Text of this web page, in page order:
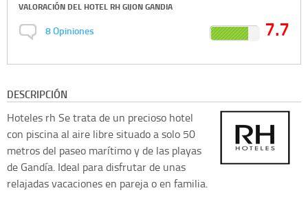
VALORACIÓN DEL HOTEL RH GIJON GANDIA
8Opiniones 7.7
DESCRIPCIÓN
Hoteles rh Se trata de un precioso hotel
con piscina al aire libre situado a solo 50
metros del paseo marítimo y de las playas
de Gandía. Ideal para disfrutar de unas
relajadas vacaciones en pareja o en familia.